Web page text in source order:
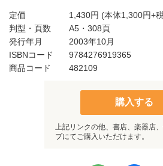
定価 1,430円 (本体1,300円+
判型・頁数
A5・308頁
発行年月
2003年10月
ISBNコード
9784276919365
商品コード
482109
購入する
上記リンクの他、書店、楽器店
プにてご購入いただけます。